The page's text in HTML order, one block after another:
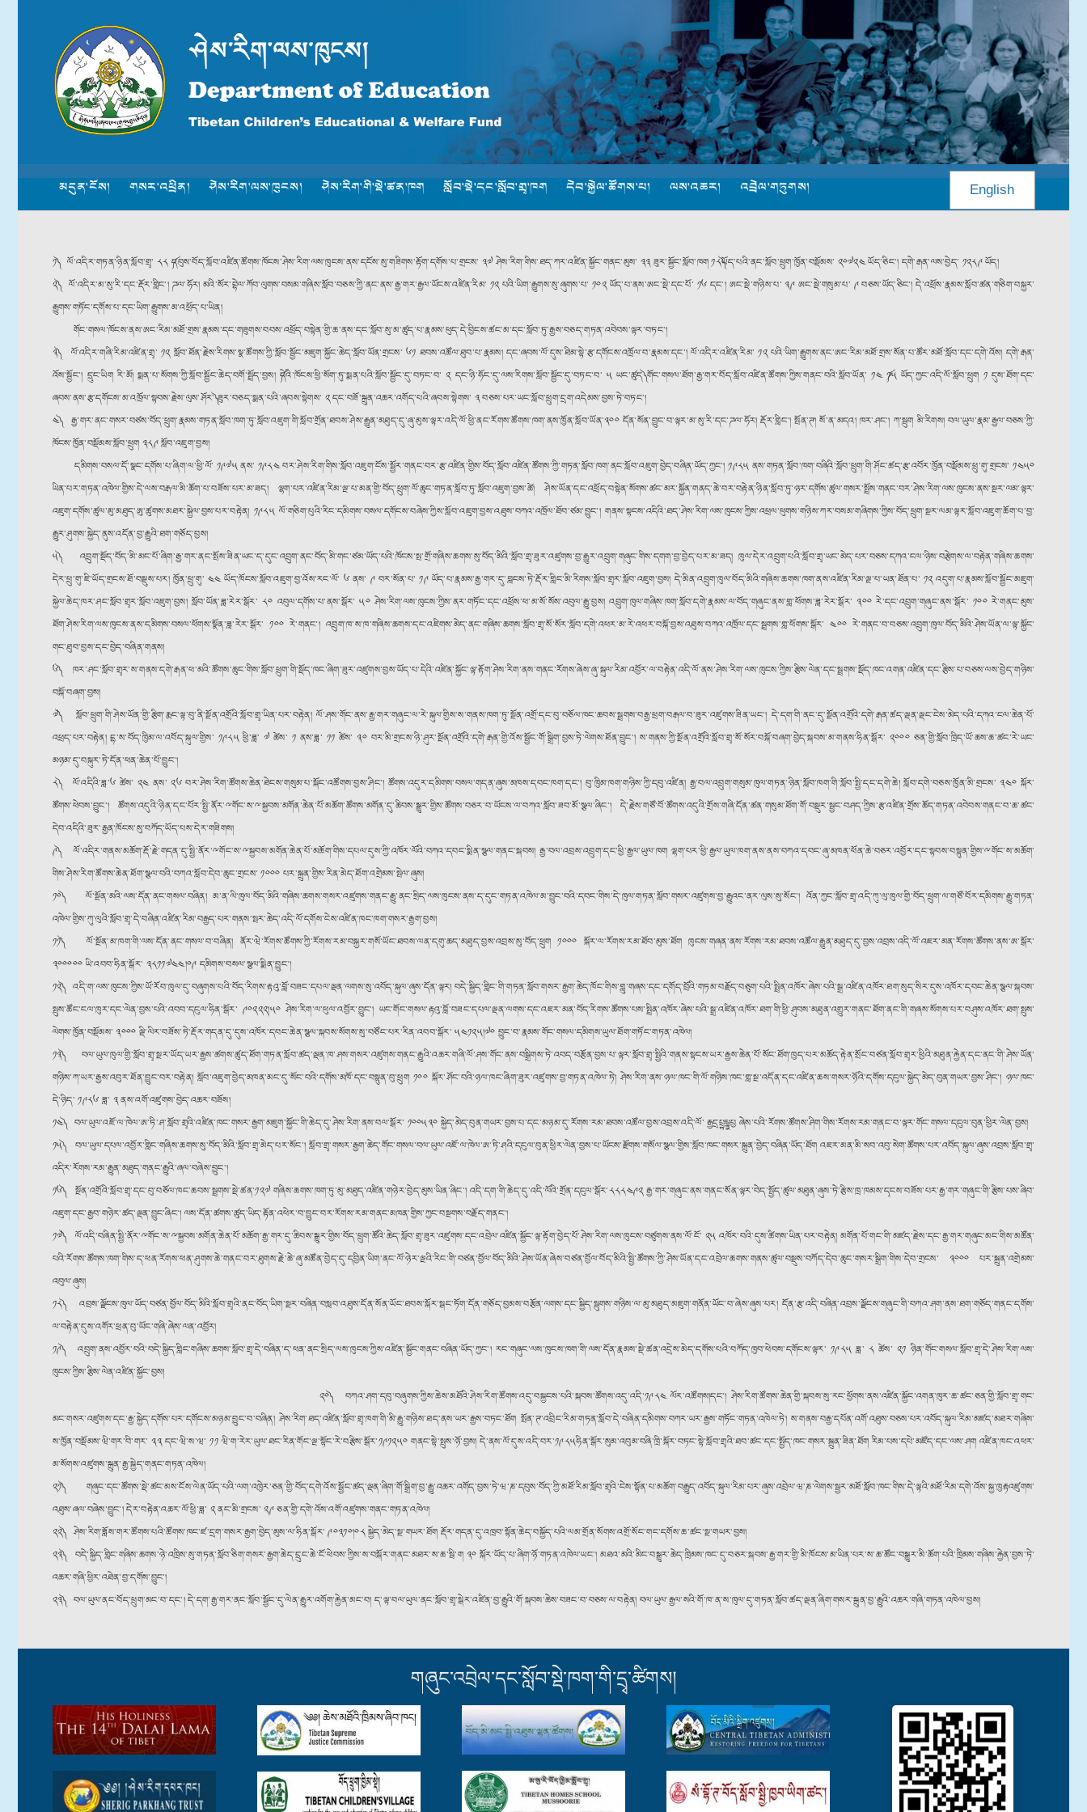
མདུན་ངོས། གསར་འཕྲིན། ཤེས་རིག་ལས་ཁུངས། ཤེས་རིག་གི་སྡེ་ཚན་ཁག སློབ་སྡེ་དང་སློབ་གྲྭ་ཁག དེབ་སྐྱེལ་ཚོགས་པ། ལས་འཆར། འབྲེལ་གཏུགས། English
༡༽ ལོ་འདིར་གཏན་ཉིན་སློབ་གྲྭ་ ༨༨ ༼དབུས་བོད་སློབ་འཛིན་ཚོགས་ཁོངས་ཤེས་རིག་ལས་ཁུངས་ནས་དངོས་སུ་གཟིགས་རྟོག་དགོས་པ་གྲངས་ ༣༧ ཤེས་རིག་གིས་ཐད་ཀར་འཛིན་སྐྱོང་གནང་མུས་ ༣༣ ཟུར་སྐྱོང་སློབ་ཁག ༡༨༽ཡོད་པའི་ནང་སློབ་ཕྲུག་ཁྱོན་བསྡོམས་ ༢༠༧༢༤ ཡོད་ཅིང༌། དགེ་རྒན་ལས་བྱེད་ ༡༢༨༩ ཡོད།
༢༽ ལོ་འདིར་མ་སུ་རི་དང་རྡོར་གླིང༌། ཌལ་ཧོར། མའི་སོར་བྷེལ་ཀོབ་ལུགས་བསམ་གཞིས་སློབ་བཅས་ཀྱི་ནང་ནས་རྒྱ་གར་རྒྱལ་ཡོངས་འཛིན་རིམ་ ༡༢ པའི་ཡིག་རྒྱུགས་སུ་ཞུགས་པ་ ༡༠༢ ཡོད་པ་ནས་ཨང་སྡེ་དང་པོ་ ༡༦ དང༌། ཨང་སྡེ་གཉིས་པ་ ༣༩ ཨང་སྡེ་གསུམ་པ་ ༩ བཅས་ཡོད་ཅིང༌། དེ་འཕྲོས་རྣམས་སློབ་ཚན་གཅིག་བསྐྱར་
རྒྱུགས་གཏོང་དགོས་པ་དང་ཡིག་རྒྱུགས་མ་འཕྲོད་པ་ཡིན།
གོང་གསལ་ཁོངས་ནས་ཨང་རིམ་མཐོ་གྲས་རྣམས་དང་གཟུགས་བབས་འཕྲོད་བསྟེན་གྱི་ཆ་ནས་དང་སློབ་སུ་མ་ཚུད་པ་རྣམས་ཕུད་དེ་བྱིངས་ཚང་མ་དང་སློབ་ཏུ་རྒྱས་བཅད་གཏན་འབེབས་ལྟར་བཏང༌།
༣༽ ལོ་འདིར་གཞི་རིམ་འཛིན་གྲྭ་ ༡༢ སློབ་ཐོན་རྗེས་རིགས་སྣ་ཚོགས་ཀྱི་སློབ་སྦྱོང་མཇུག་སྐྱོང་ཆེད་སློབ་ཡོན་གྲངས་ ༦༡ ཐབས་འཚོལ་ཐུབ་པ་རྣམས། དང་ཞབས་ལོ་དུས་ཐིམ་སྟེ་རྩ་དགོངས་འཁྲོལ་བ་རྣམས་དང༌། ལོ་འདིར་འཛིན་རིམ་ ༡༢ པའི་ཡིག་རྒྱུགས་ནང་ཨང་རིམ་མཐོ་གྲས་སོན་པ་ཚོར་མཐོ་སློབ་དང་དགེ་འོས། དགེ་རྒན་
འོས་སྦྱོང༌། དྲུང་ཡིག རི་མོ། སྨན་པ་སོགས་ཀྱི་སློབ་སྦྱོང་ཆེད་བགོ་སྤྲོད་བྱས། ༼དེའི་ཁོངས་ཕྱི་སོག་ཏུ་སྨན་པའི་སློབ་སྦྱོང་དུ་བཏང་བ་ ༢ དང་ཉི་ཧོང་དུ་ལས་རིགས་སློབ་སྦྱོང་དུ་བཏང་བ་ ༥ ཡང་ཚུད༽ གོང་གསལ་ཐོག་རྒྱ་གར་བོད་སློབ་འཛིན་ཚོགས་ཀྱིས་གནང་བའི་སློབ་ཡོན་ ༡༤ ༼༡༥ ཡོད་ཀྱང་འདི་ལོ་སློབ་ཕྲུག ༡ དུས་ཐོག་དང་
ཞབས་ནས་རྩ་དགོངས་མ་འཁྲོལ་སྟབས་རྗེས་ལུས་ཤོར་༽ ཟུར་བཅད་སྨན་པའི་ཞབས་སྟེགས་ ༢ དང་བཟོ་སྐྲུན་འཆར་འགོད་པའི་ཞབས་སྟེགས་ ༣ བཅས་པར་ཡང་སློབ་ཕྲུག་དྲག་འདེམས་བྱས་ཏེ་བཏང༌།
༤༽ རྒྱ་གར་ནང་གསར་བཙས་བོད་ཕྲུག་རྣམས་གཏན་སློབ་ཁག་ཏུ་སློབ་འཇུག་གི་སློབ་གྲོན་ཐབས་ཤེས་རྒྱུན་མཐུད་དུ་ཞུ་མུས་ལྟར་འདི་ལོ་ཕྱི་ནང་རོགས་ཚོགས་ཁག་ནས་ཁྱོན་སློབ་ཡོན་༣༠༠ དོན་སོན་བྱུང་བ་ལྟར་མ་སུ་རི་དང་ཌལ་ཧོར། རྡོར་གླིང༌། སྤོན་ཊ། སོ་ན་མདའ། ཁར་ཤང༌། ཀ་སྦུག མི་རིགས། བལ་ཡུལ་རྣམ་རྒྱལ་བཅས་ཀྱི་
ཁོངས་ཁྱོན་བསྡོམས་སློབ་ཕྲུག ༣༨༩ སློབ་འཇུག་བྱས།
དམིགས་བསལ་དོ་སྣང་དགོས་པ་ཞིག་ལ་ཕྱི་ལོ་ ༡༩༧༥ ནས་ ༡༩༨༤ བར་ཤེས་རིག་གིས་སློབ་འཇུག་ངོས་སྦྱོར་གནང་བར་རྩ་འཛིན་གྱིས་བོད་སློབ་འཛིན་ཚོགས་ཀྱི་གཏན་སློབ་ཁག་ནང་སློབ་འཇུག་བྱེད་བཞིན་ཡོད་ཀྱང༌། ༡༩༨༥ ནས་གཏན་སློབ་ཁག་བཞིའི་སློབ་ཕྲུག་གི་ཤོང་ཚད་རྩ་འབོར་ཁྱོན་བསྡོམས་ཕྲུ་གུ་གྲངས་ ༡༤༥༠
ཡིན་པར་གཏན་འཁེལ་གྱིས་དེ་ལས་བརྒལ་མི་ཆོག་པ་བཟོས་པར་མ་ཟད། ལྷག་པར་འཛིན་རིམ་ལྔ་པ་མན་གྱི་བོད་ཕྲུག་ལོ་ཆུང་གཏན་སློབ་ཏུ་སློབ་འཇུག་བྱས་ཚེ། ཤེས་ཡོན་དང་འཕྲོད་བསྟེན་སོགས་ཚང་མར་སྐྱོན་གནད་ཆེ་བར་བརྟེན་ཉིན་སློབ་ཏུ་ཉར་དགོས་ཚུལ་གསར་སྤྲོས་གནང་བར་ཤེས་རིག་ལས་ཁུངས་ནས་སྔར་ལམ་ལྟར་
འཇུག་དགོས་ཚུལ་མུ་མཐུད་ཨུ་ཚུགས་མཐར་སྐྱེལ་བྱས་པར་བརྟེན། ༡༩༨༥ ལོ་གཅིག་པུའི་རིང་དམིགས་བསལ་དགོངས་བཞེས་ཀྱིས་སློབ་འཇུག་བྱས་འཐུས་བཀའ་འཁྲོལ་ཐོབ་ཙམ་བྱུང༌། གནས་སྟངས་འདིའི་ཐད་ཤེས་རིག་ལས་ཁུངས་ཀྱིས་འཕྲལ་ཕུགས་གཉིས་ཀར་བསམ་གཞིགས་ཀྱིས་བོད་ཕྲུག་སྔར་ལམ་ལྟར་སློབ་འཇུག་ཆོག་པ་བྱ་
རྒྱུར་ཤུགས་སྐྱེད་ནུས་འདོན་བྱ་རྒྱུའི་ཐག་གཅོད་བྱས།
༥༽ འབྲུག་སྡོད་བོད་མི་མང་པོ་ཞིག་རྒྱ་གར་ནང་སྤོས་ཟིན་ཡང་ད་དུང་འབྲུག་ནང་བོད་མི་གང་ཙམ་ཡོད་པའི་ཁོངས་སྤ་གྲོ་གཞིས་ཆགས་སུ་བོད་མིའི་སློབ་གྲྭ་ཟུར་འཛུགས་བྱ་རྒྱུར་འབྲུག་གཞུང་གིས་དགག་བྱ་བྱེད་པར་མ་ཟད། ཁུལ་དེར་འབྲུག་པའི་སློབ་གྲྭ་ཡང་མེད་པར་བཅས་དཀའ་ངལ་ཉིས་བརྩེགས་ལ་བརྟེན་གཞིས་ཆགས་
དེར་ཕྲུ་གུ་ཇི་ཡོད་གྲངས་ཐོ་བསྡུས་པར། ཁྱོན་ཕྲུ་གུ་ ༤༤ ཡོད་ཁོངས་སློབ་འཇུག་བྱ་འོས་རང་ལོ་ ༦ ནས་ ༩ བར་སོན་པ་ ༡༩ ཡོད་པ་རྣམས་རྒྱ་གར་དུ་བླངས་ཏེ་རྡོར་གླིང་མི་རིགས་སློབ་གྲྭར་སློབ་འཇུག་བྱས། དེ་མིན་འབྲུག་ཁུལ་བོད་མིའི་གཞིས་ཆགས་ཁག་ནས་འཛིན་རིམ་ལྔ་པ་ཡན་ཐོན་པ་ ༡༢ འདུག་པ་རྣམས་སློབ་སྦྱོང་མཇུག་
སྐྱེལ་ཆེད་ཁར་ཤང་སློབ་གྲྭར་སློབ་འཇུག་བྱས། སློབ་ཡོན་ཟླ་རེར་སྒོར་ ༨༠ འབུལ་དགོས་པ་ནས་སྒོར་ ༥༠ ཤེས་རིག་ལས་ཁུངས་ཀྱིས་ནར་གཏོང་དང་འཕྲོས་ཕ་མ་སོ་སོས་འབུལ་རྒྱུ་བྱས། འབྲུག་ཁུལ་གཞིས་ཁག་སློབ་དགེ་རྣམས་ལ་བོད་གཞུང་ནས་གླ་ཕོགས་ཟླ་རེར་སྒོར་ ༣༠༠ རེ་དང་འབྲུག་གཞུང་ནས་སྒོར་ ༡༠༠ རེ་གནང་མུས་
ཐོག་ཤེས་རིག་ལས་ཁུངས་ནས་དམིགས་བསལ་ཕོགས་སྣོན་ཟླ་རེར་སྒོར་ ༡༠༠ རེ་གནང༌། འབྲུག་ཁ་ས་ཁ་གཞིས་ཆགས་དང་འཇིགས་མེད་ནང་གཞིས་ཆགས་སློབ་གྲྭ་སོ་སོར་སློབ་དགེ་འཕར་མ་རེ་འཕར་བསྐོ་བྱས་འཐུས་བཀའ་འཁྲོལ་དང་སྦྲགས་གླ་ཕོགས་སྒོར་ ༤༠༠ རེ་གནང་བ་བཅས་འབྲུག་ཁུལ་བོད་མིའི་ཤེས་ཡོན་ལ་ལྟ་སྐྱོང་
གང་ཐུབ་བྱས་དང་བྱེད་བཞིན་གནས།
༦༽ ཁར་ཤང་སློབ་གྲྭར་ས་གནས་དགེ་རྒན་ཕ་མའི་ཚོགས་ཆུང་གིས་སློབ་ཕྲུག་གི་སྡོད་ཁང་ཞིག་ཟུར་འཛུགས་བྱས་ཡོད་པ་དེའི་འཛིན་སྐྱོང་ལྟ་རྟོག་ཤེས་རིག་ནས་གནང་རོགས་ཞེས་ཞུ་སྐུལ་རིམ་འབྱོར་ལ་བརྟེན་འདི་ལོ་ནས་ཤེས་རིག་ལས་ཁུངས་ཀྱིས་རྩིས་ལེན་དང་སྦྲགས་སྡོད་ཁང་འགན་འཛིན་དང་རྩིས་པ་བཅས་ལས་བྱེད་གཉིས་
བསྐོ་བཞག་བྱས།
༧༽ སློབ་ཕྲུག་གི་ཤེས་ཡོན་གྱི་རྩིག་རྨང་ལྟ་བུ་ནི་སྔོན་འགྲོའི་སློབ་གྲྭ་ཡིན་པར་བརྟེན། ལོ་ཤས་གོང་ནས་རྒྱ་གར་གཞུང་ལ་རེ་སྐུལ་གྱིས་ས་གནས་ཁག་ཏུ་སྔོན་འགྲོ་དང་བུ་བཅོལ་ཁང་ཆབས་སྦྲགས་བརྒྱ་ཕྲག་བརྒལ་བ་ཟུར་འཛུགས་ཟིན་ཡང༌། དེ་དག་གི་ནང་དུ་སྔོན་འགྲོའི་དགེ་རྒན་ཚད་ལྡན་ལྡང་ངེས་མེད་པའི་དཀའ་ངལ་ཆེན་པོ་
འཕྲད་པར་བརྟེན། དྷ་ས་བོད་ཁྱིམ་ལ་འབོད་སྐུལ་གྱིས་ ༡༩༨༥ ཕྱི་ཟླ་ ༧ ཚེས་ ༡ ནས་ཟླ་ ༡༡ ཚེས་ ༣༠ བར་མི་གྲངས་ཉི་ཤུར་སྔོན་འགྲོའི་དགེ་རྒན་གྱི་འོས་སྦྱོང་གོ་སྒྲིག་བྱས་ཏེ་ལེགས་ཐོན་བྱུང༌། ས་གནས་ཀྱི་སྔོན་འགྲོའི་སློབ་གྲྭ་སོ་སོར་བསྐོ་བཞག་བྱེད་སྐབས་མ་གནས་ཧིན་སྒོར་ ༢༠༠༠ ཅན་གྱི་སློབ་ཁྲིད་ཡོ་ཆས་ཆ་ཚང་རེ་ཡང་
མཉམ་དུ་བསྐུར་ཏེ་དོན་ཕན་ཆེན་པོ་བྱུང༌།
༨༽ ལོ་འདིའི་ཟླ་༦ ཚེས་ ༢༤ ནས་ ༢༦ བར་ཤེས་རིག་ཚོགས་ཆེན་ཐེངས་གསུམ་པ་སྐོང་འཚོགས་བྱས་ཤིང༌། ཚོགས་འདུར་དམིགས་བསལ་གདན་ཞུས་མཁས་དབང་ཁག་དང༌། བུ་ཁྱིམ་ཁག་གཉིས་ཀྱི་དབུ་འཛིན། རྒྱ་བལ་འབྲུག་གསུམ་ཁུལ་གཏན་ཉིན་སློབ་ཁག་གི་སློབ་སྤྱི་དང་དགེ་ཆེ། སློབ་དགེ་བཅས་ཁྱོན་མི་གྲངས་ ༣༤༠ སྐོར་
ཚོགས་ཕེབས་བྱུང༌། ཚོགས་འདུའི་ཉིན་དང་པོར་སྤྱི་ནོར་ྋགོང་ས་ྋསྐྱབས་མགོན་ཆེན་པོ་མཆོག་ཚོགས་མགོན་དུ་ཆིབས་སྒྱུར་གྱིས་ཚོགས་བཅར་བ་ཡོངས་ལ་བཀའ་སློབ་ཟབ་མོ་སྩལ་ཞིང༌། དེ་རྗེས་གཙོ་བོ་ཚོགས་འདུའི་གྲོས་གཞི་དོན་ཚན་གསུམ་ཐོག་གོ་བསྡུར་སྦྱང་བཤད་ཀྱིས་རྩ་འཛིན་གྲོས་ཆོད་གཏན་འབེབས་གནང་བ་ཆ་ཚང་
དེབ་འདིའི་ཟུར་རྒྱན་ཁོངས་སུ་བཀོད་ཡོད་པས་དེར་གཟིགས།
༩༽ ལོ་འདིར་གནས་མཆོག་རྡོ་རྗེ་གདན་དུ་སྤྱི་ནོར་ྋགོང་ས་ྋསྐྱབས་མགོན་ཆེན་པོ་མཆོག་གིས་དཔལ་དུས་ཀྱི་འཁོར་ལོའི་བཀའ་དབང་སྨིན་སྩལ་གནང་སྐབས། རྒྱ་བལ་འབྲས་འབྲུག་དང་ཕྱི་རྒྱལ་ཡུལ་ཁག ལྷག་པར་ཕྱི་རྒྱལ་ཡུལ་ཁག་ནས་ནས་བཀའ་དབང་ཞུ་མཁན་ཕོན་ཆེ་བཅར་འབྱོར་དང་སྟབས་བསྟུན་གྱིས་ྋགོང་ས་མཆོག་
གིས་ཤེས་རིག་ཚོགས་ཆེན་ཐོག་སྩལ་བའི་བཀའ་སློབ་དེབ་ཆུང་གྲངས་ ༡༠༠༠ པར་སྐྲུན་གྱིས་རིན་མེད་ཐོག་འགྲེམས་སྤེལ་ཞུས།
༡༠༽ ལོ་སྔོན་མའི་ལས་དོན་ནང་གསལ་བཞིན། མ་ན་ལི་ཁུལ་བོད་མིའི་གཞིས་ཆགས་གསར་འཛུགས་གནང་རྒྱུ་ནང་སྲིད་ལས་ཁུངས་ནས་ད་དུང་གཏན་འཁེལ་མ་བྱུང་བའི་དབང་གིས་དེ་ཁུལ་གཏན་སློབ་གསར་འཛུགས་བྱ་རྒྱུའང་ནར་ལུས་སུ་སོང༌། འོན་ཀྱང་སློབ་གྲྭ་འདི་ཀུ་ལུ་ཁུལ་གྱི་བོད་ཕྲུག་ལ་གཙོ་བོར་དམིགས་རྒྱུ་གཏན་
འཁེལ་གྱིས་ཀུ་ལུའི་སློབ་གྲྭ་དེ་བཞིན་འཛིན་རིམ་བརྒྱད་པར་གནས་སྤར་ཆེད་འདི་ལོ་དགོས་ངེས་འཛིན་ཁང་ཁག་གསར་རྒྱག་བྱས།
༡༡༽ ལོ་སྔོན་མ་ཁག་གི་ལས་དོན་ནང་གསལ་བ་བཞིན། ནོར་ཝེ་རོགས་ཚོགས་ཀྱི་རོགས་རམ་བསྐྱར་གསོ་ཡོང་ཐབས་ལན་དགུ་ཆད་མཐུད་བྱས་འབྲས་སུ་བོད་ཕྲུག ༡༠༠༠ སྐོར་ལ་རོགས་རམ་ཐོབ་མུས་ཐོག ཁུངས་གཞན་ནས་རོགས་རམ་ཐབས་འཚོལ་རྒྱུན་མཐུད་དུ་བྱས་འབྲས་འདི་ལོ་འཇར་མན་རོགས་ཚོགས་ནས་ཨ་སྒོར་
༣༠༠༠༠༠ ཡི་འབབ་ཧིན་སྒོར་ ༣༨༡༡༧༤༤།༠༩ དམིགས་བསལ་སྩལ་སྨིན་བྱུང༌།
༡༢༽ འདི་ག་ལས་ཁུངས་ཀྱིས་ཡོ་རོབ་ཁུལ་དུ་བཞུགས་པའི་བོད་རིགས་རྟའུ་བློ་བཟང་དཔལ་ལྡན་ལགས་སུ་འབོད་སྐུལ་ཞུས་དོན་ལྟར། བདེ་སྐྱིད་གླིང་གི་གཏན་སློབ་གསར་རྒྱག་ཆེད་ཁོང་གིས་གླུ་གཞས་དང་དགོད་བྲོའི་གཏམ་བརྗོད་བཅུག་པའི་སྤྲིན་འཁོར་ཞེས་པའི་སྒྲ་འཛིན་འཁོར་ཐག་སུད་སིར་དུས་འཁོར་དབང་ཆེན་སྩལ་སྐབས་
སྤུས་ཚོང་ངལ་ཁུར་དང་ལེན་བྱས་པའི་འབབ་དངུལ་ཧིན་སྒོར་ ༩༠༢༢༢།༥༠ ཤེས་རིག་ལ་ཕུལ་འབྱོར་བྱུང༌། ཡང་གོང་གསལ་རྟའུ་བློ་བཟང་དཔལ་ལྡན་ལགས་དང་འཇར་མན་བོད་རིགས་ཚོགས་པས་སྤྲིན་འཁོར་ཞེས་པའི་སྒྲ་འཛིན་འཁོར་ཐག་གི་ཕྱི་ཤུབས་མཐུན་འགྱུར་གནང་ཐོག་ནང་གི་གཞས་སོགས་པར་བཤུས་འཁོར་ཐག་སྤུས་
ལེགས་ཁྱོན་བསྡོམས་ ༣༠༠༠ ལྡི་ལིར་བཟོས་ཏེ་རྡོར་གདན་དུ་དུས་འཁོར་དབང་ཆེན་སྩལ་སྐབས་སོགས་སུ་བཙོང་པར་རིན་འབབ་སྒོར་ ༥༤༡༢༥།༧༠ བྱུང་བ་རྣམས་གོང་གསལ་དམིགས་ཡུལ་ཐོག་གཏོང་གཏན་འཁེལ།
༡༣༽ བལ་ཡུལ་ཁུལ་གྱི་སློབ་གྲྭ་སྔར་ཡོད་ཡར་རྒྱས་ཚགས་ཚུད་ཐོག་གཏན་སློབ་ཚད་ལྡན་ཁ་ཤས་གསར་འཛུགས་གནང་རྒྱུའི་འཆར་གཞི་ལོ་ཤས་གོང་ནས་བསྒྲིགས་ཏེ་འབད་བརྩོན་བྱས་པ་ལྟར་སློབ་གྲྭ་སྤྱིའི་གནས་སྟངས་ཡར་རྒྱས་ཆེན་པོ་སོང་ཐོག་ཁྱད་པར་མཆོད་རྟེན་སྲོང་བཙན་སློབ་གྲྭར་ཕྱིའི་མཐུན་རྐྱེན་དང་ནང་གི་ཤེས་ཡོན་
གཉིས་ཀ་ཡར་རྒྱས་འབུར་ཐོན་བྱུང་བར་བརྟེན། སློབ་འཇུག་བྱེད་མཁན་མང་དུ་སོང་བའི་དགོས་མཁོ་དང་བསྟུན་བུ་ཕྲུག ༡༠༠ སྐོར་ཤོང་བའི་ཉལ་ཁང་ཞིག་ཟུར་འཛུགས་བྱ་གཏན་འཁེལ་ཏེ། ཤེས་རིག་ནས་ཉལ་ཁང་གི་ལོ་གཉིས་ཁང་གླ་སྔ་འདོན་དང་འཛིན་ཆས་གསར་ཉོའི་དགོས་དངུལ་སྐྱེད་མེད་བུན་གཡར་བྱས་ཤིང༌། ཉལ་ཁང་
དེ་ཉིད་ ༡༩༨༦ ཟླ་ ༣ ནས་འགོ་འཛུགས་བྱེད་འཆར་བཟོས།
༡༤༽ བལ་ཡུལ་འཇོ་ལ་ཁེལ་ཨ་ཏི་ཤ་སློབ་གྲྭའི་འཛིན་ཁང་གསར་རྒྱག་མཇུག་སྐྱོང་གི་ཆེད་དུ་ཤེས་རིག་ནས་བལ་སྒོར་ ༡༠༠༥༣༠ སྐྱེད་མེད་བུན་གཡར་བྱས་པ་དང་མཉམ་དུ་རོགས་རམ་ཐབས་འཚོལ་བྱས་འབྲས་འདི་ལོ་ རྒྱདྲཔྲྟཔྱྟྣཔྱ ཞེས་པའི་རོགས་ཚོགས་ཤིག་གིས་རོགས་རམ་གནང་བ་ལྟར་གོང་གསལ་དངུལ་བུན་ཕྱིར་ལེན་བྱས།
༡༥༽ བལ་ཡུལ་དཔལ་འབྱོར་གླིང་གཞིས་ཆགས་སུ་བོད་མིའི་སློབ་གྲྭ་མེད་པར་སོང༌། སློབ་གྲྭ་གསར་རྒྱག་ཆེད་གོང་གསལ་བལ་ཡུལ་འཇོ་ལ་ཁེལ་ཨ་ཏི་ཤའི་དངུལ་བུན་ཕྱིར་ལེན་བྱས་པ་ཡོངས་རྫོགས་གསོལ་སྩལ་གྱིས་སློབ་ཁང་གསར་སྐྲུན་བྱེད་བཞིན་ཡོད་ཐོག འཇར་མན་མི་སབ་འབུ་སེག་ཚོགས་པར་འབོད་སྐུལ་ཞུས་འབྲས་སློབ་གྲྭ་
འདིར་རོགས་རམ་རྒྱུན་མཐུད་གནང་རྒྱུའི་ཞལ་བཞེས་བྱུང༌།
༡༦༽ སྔོན་འགྲོའི་སློབ་གྲྭ་དང་བུ་བཅོལ་ཁང་ཆབས་སྦྲགས་སྡེ་ཚན་༡༢༧ གཞིས་ཆགས་ཁག་ཏུ་མུ་མཐུད་འཛིན་གཉེར་བྱེད་མུས་ཡིན་ཞིང༌། འདི་དག་གི་ཆེད་དུ་འདི་ལོའི་གྲོན་དངུལ་སྒོར་༨༨༨༤༩༢ རྒྱ་གར་གཞུང་ནས་གནང་སོན་ལྟར་བེད་སྤྱོད་ཚུལ་མཐུན་ཞུས་ཏེ་རྩིས་ཁྲ་ཁམས་དྭངས་བཟོས་པར་རྒྱ་གར་གཞུང་གི་རྩིས་པས་ཞིབ་
འཇུག་དང་རྒྱབ་གཉེར་ཚད་ལྡན་བྱུང་ཞིང༌། ལས་དོན་ཚགས་ཚུད་ཡིད་རྟོན་འཕེར་བ་བྱུང་བར་རོགས་རམ་གནང་མཁན་གྱིས་ཀྱང་བསྔགས་བརྗོད་གནང༌།
༡༧༽ ལོ་འདི་བཞིན་སྤྱི་ནོར་ྋགོང་ས་ྋསྐྱབས་མགོན་ཆེན་པོ་མཆོག་རྒྱ་གར་དུ་ཆིབས་སྒྱུར་གྱིས་བོད་ཕྲུག་ཚོའི་ཆེད་སློབ་གྲྭ་ཟུར་འཛུགས་དང་འབྲེལ་འཛིན་སྐྱོང་ལྟ་རྟོག་བྱེད་པོ་ཤེས་རིག་ལས་ཁུངས་བཙུགས་ནས་ལོ་ངོ་ ༢༥ འཁོར་བའི་དུས་ཚིགས་ཡིན་པར་བརྟེན། མགོན་པོ་གང་གི་མཛད་རྗེས་དང་རྒྱ་གར་གཞུང་མང་གིས་མཚོན་
པའི་རོགས་ཚོགས་ཁག་གིས་ད་ཕན་རོགས་ཕན་ཤུགས་ཆེ་གནང་བར་ཐུགས་རྗེ་ཆེ་ཞུ་མཚོན་བྱེད་དུ་དབྱིན་ཡིག་ནང་ལོ་ཉེར་ལྔའི་རིང་གི་བཙན་བྱོལ་བོད་མིའི་ཤེས་ཡོན་ཞེས་བཙན་བྱོལ་བོད་མིའི་སྤྱི་ཚོགས་ཀྱི་ཤེས་ཡོན་དང་འབྲེལ་ཆགས་གནས་ཚུལ་བསྡུས་བཀོད་དེབ་ཆུང་གསར་སྒྲིག་གིས་དེབ་གྲངས་ ༣༠༠༠ པར་སྐྲུན་འགྲེམས་
འབུལ་ཞུས།
༡༨༽ འབྲས་ལྗོངས་ཁུལ་ཡོད་བཙན་བྱོལ་བོད་མིའི་སློབ་གྲྭའི་ནང་བོད་ཡིག་སྔར་བཞིན་བསླབ་འཐུས་དོན་སོན་ཡོང་ཐབས་སྐོར་སྒང་ཏོག་དོན་གཅོད་བྱམས་བརྩོན་ལགས་དང་སྐྱིད་སྦུགས་གཉིས་ལ་མུ་མཐུད་མཇུག་གནོན་ཡོང་བ་ཞེས་ཞུས་པར། དོན་རྩ་འདི་བཞིན་འབྲས་ལྗོངས་གཞུང་གི་བཀའ་ཤག་ནས་ཐག་གཅོད་གནང་དགོས་
ལ་བརྟེན་དུས་འགོར་ཕྲན་བུ་ཡོང་གཞི་ཞེས་ལན་འབྱོར།
༡༩༽ འབྲུག་ནས་འབྱོར་བའི་བདེ་སྐྱིད་གླིང་གཞིས་ཆགས་སློབ་གྲྭ་དེ་བཞིན་ད་ཕན་ནང་སྲིད་ལས་ཁུངས་ཀྱིས་འཛིན་སྐྱོང་གནང་བཞིན་ཡོད་ཀྱང༌། རང་གཞུང་ལས་ཁུངས་ཁག་གི་ལས་དོན་རྣམས་སྡེ་ཚན་འདྲེས་མེད་དགོས་པའི་བཀོད་ཁྱབ་ཕེབས་དགོངས་ལྟར་ ༡༩༨༥ ཟླ་ ༨ ཚེས་ ༢༡ ཉིན་གོང་གསལ་སློབ་གྲྭ་དེ་ཤེས་རིག་ལས་
ཁུངས་ཀྱིས་རྩིས་ལེན་འཛིན་སྐྱོང་བྱས།
༢༠༽ བཀའ་ཤག་དབུ་བཞུགས་ཀྱིས་ཆེས་མཐོའི་ཤེས་རིག་ཚོགས་འདུ་བསྐྱངས་པའི་སྐབས་ཚོགས་འདུ་འདི་༡༩༨༤ ལོར་འཚོགས།དང༌། ཤེས་རིག་ཚོགས་ཆེན་གྱི་སྐབས་སུ་རང་ཕྱོགས་ནས་འཛིན་སྐྱོང་འགན་ཁུར་ཆ་ཚང་ཅན་གྱི་སློབ་གྲྭ་གང་
མང་གསར་འཛུགས་དང་རྒྱ་སྐྱེད་དགོས་པར་དགོངས་མཉམ་བྱུང་བ་བཞིན། ཤེས་རིག་ཐད་འཛིན་སློབ་གྲྭ་ཁག་གི་མི་རྒྱུ་གཉིས་ཐད་ནས་ཡར་རྒྱས་བཏང་ཐོག སྤོན་ཊ་འབྲིང་རིམ་གཏན་སློབ་དེ་བཞིན་དམིགས་བཀར་ཡར་རྒྱས་གཏོང་གཏན་འཁེལ་ཏེ། ས་གནས་བརྒྱ་དཔོན་འགོ་འཐུས་བཅས་པར་འབོད་སྐུལ་རིམ་མཛད་མཐར་གཞིས་
ས་ཁྱོན་བསྡོམས་ཝི་གར་བི་གར་ ༣༣ དང་ཝི་ས་ཝ་ ༡༡ ཝི་ག་རེར་ཡུལ་ཐང་རིན་གོང་ལྔ་སྟོང་རེ་བརྩིས་སྒོར་༡༩༡༢༥༠ གནང་སྟེ་སྤུས་ཉོ་བྱས། དེ་ནས་ལོ་དུས་འདི་བར་༡༩༨༥ཧིན་སྒོར་སུམ་འབུམ་བཞི་ཁྲི་སྐོར་བཏང་སྟེ་སློབ་གྲྭའི་ཐབ་ཚང་དང་སྤྱོད་ཁང་གསར་སྐྲུན་ཟིན་ཐོག རིམ་པས་དཔེ་མཛོད་དང་ལས་ཤག འཛིན་ཁང་འཕར་
མ་སོགས་འཛུགས་སྐྲུན་རྒྱ་སྐྱེད་གནང་གཏན་འཁེལ།
༢༡༽ གཞུང་དང་ཚོགས་སྡེ་ཚང་མས་ངོས་ལེན་ཡོད་པའི་ལག་འཁྱེར་ཅན་གྱི་བོད་དགེ་འོས་སྦྱོང་ཚད་ལྡན་ཞིག་གོ་སྒྲིག་བྱ་རྒྱུ་འཆར་འགོད་བྱས་ཏེ་ཝ་ཎ་དབུས་བོད་ཀྱི་མཐོ་རིམ་སློབ་གྲྭའི་ངེས་སྟོན་པ་མཆོག་བརྒྱུད་འབོད་སྐུལ་རིམ་པར་ཞུས་འབྲེལ་ཝ་ཎ་ལེགས་སྦྱར་མཐོ་སློབ་ཁང་གིས་དེ་ལྟའི་མཐོ་རིམ་དགེ་འོས་སྐྱ་ཁྱརྟའཛུགས་
འཐུས་ཞལ་བཞེས་བྱུང༌། དེར་བརྟེན་འཆར་ལོ་ཕྱི་ཟླ་ ༢ ནང་མི་གྲངས་ ༢༩ ཅན་གྱི་དགེ་འོས་འགོ་འཛུགས་གནང་གཏན་འཁེལ།
༢༢༽ ཤེས་རིག་ཟློས་གར་ཚོགས་པའི་ཚོགས་ཁང་ཛ་དྲག་གསར་རྒྱག་བྱེད་མུས་ལ་ཧིན་སྒོར་ ༩༠༣༡༠།༠༨ སྐྱེད་མེད་སྔ་གཡར་ཐོག རྡོར་གདན་དུ་འཁྲབ་སྟོན་ཆེད་བསྐྱོད་པའི་ལམ་གྲོན་སོགས་འགྲོ་སོང་གང་དགོས་ཆ་ཚང་སྔ་གཡར་བྱས།
༢༣༽ བདེ་སྐྱིད་གླིང་གཞིས་ཆགས་ཉེ་འཁྲིས་སུ་གཏན་སློབ་ཅིག་གསར་རྒྱག་ཆེད་དྲུང་ཆེ་ངོ་ཕེབས་ཀྱིས་ས་བསྐོར་གནང་མཐར་ས་ཆ་སྦི་ག ༣༠ སྐོར་ཡོད་པ་ཞིག་ཉོ་གཏན་འཁེལ་ཡང༌། མཐའ་མའི་མིང་བསྒྱུར་ཆེད་ཁྲིམས་ཁང་དུ་བཅར་སྐབས་རྒྱ་གར་གྱི་མི་ཁོངས་མ་ཡིན་པར་ས་ཆ་ཚོང་བསྒྱུར་མི་ཆོག་པའི་ཁྲིམས་གཞིས་རྐྱེན་བྱས་ཏེ་
འཆར་གཞི་ཕྱིར་འཐེན་བྱ་དགོས་བྱུང༌།
༢༣༽ བལ་ཡུལ་ནང་བོད་ཕྲུག་མང་བ་དང༌། དེ་དག་རྒྱ་གར་ནང་སློབ་སྦྱོང་དུ་ལེན་རྒྱུར་འགོག་རྐྱེན་མང་བ། ད་ལྟ་བལ་ཡུལ་ནང་སློབ་གྲྭ་སྒེར་འཛིན་བྱ་རྒྱུའི་གོ་སྐབས་ཆེས་བཟང་བ་བཅས་ལ་བརྟེན། བལ་ཡུལ་རྒྱལ་སའི་གོ་ཁ་ན་ས་ཁུལ་དུ་གཏན་སློབ་ཚད་ལྡན་ཞིག་གསར་སྐྲུན་བྱ་རྒྱུའི་འཆར་གཞི་གཏན་འཁེལ་བྱས།
གཞུང་འབྲེལ་དང་སློབ་སྡེ་ཁག་གི་དྲྭ་ཚིགས།